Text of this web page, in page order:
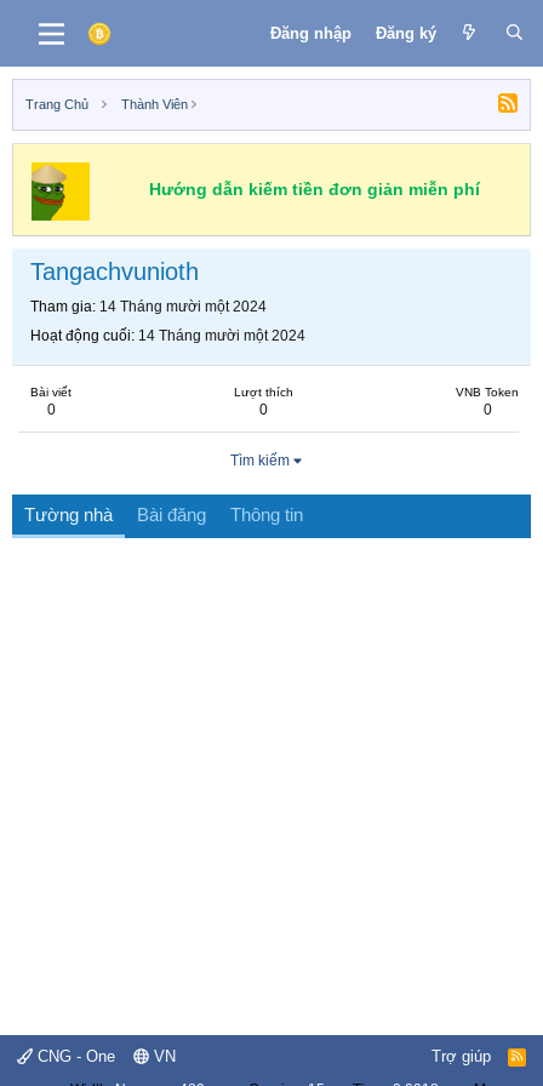
Đăng nhập Đăng ký
Trang Chủ Thành Viên
Hướng dẫn kiếm tiền đơn giản miễn phí
Tangachvunioth
Tham gia 14 Tháng mười một 2024
Hoạt động cuối 14 Tháng mười một 2024
Bài viết
0
Lượt thích
0
VNB Token
0
Tìm kiếm
Tường nhà Bài đăng Thông tin
CNG - One VN Trợ giúp
R